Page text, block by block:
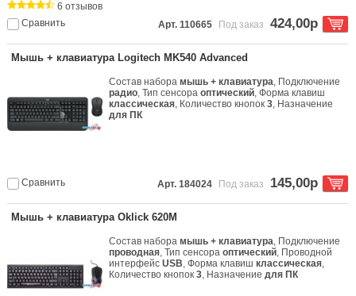
Сравнить
6 отзывов
Арт. 110665
Под заказ 424,00р
Мышь + клавиатура Logitech MK540 Advanced
Состав наборамышь + клавиатура, Подключение
радио, Тип сенсораоптический, Форма клавиш
классическая, Количество кнопок3, Назначение
для ПК
Сравнить Арт. 184024 Под заказ 145,00р
Мышь + клавиатура Oklick 620M
Состав наборамышь + клавиатура, Подключение
проводная, Тип сенсораоптический, Проводной
интерфейсUSB, Форма клавишклассическая,
Количество кнопок3, Назначениедля ПК